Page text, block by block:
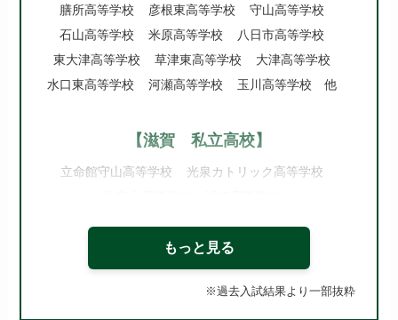
膳所高等学校 彦根東高等学校
守山高等学校
石山高等学校
米原高等学校
八日市高等学校
東大津高等学校
草津東高等学校
大津高等学校
水口東高等学校
河瀬高等学校 玉川高等学校 他
【滋賀 私立高校】
立命館守山高等学校
光泉カトリック高等学校
滋賀短期大学附属高等学校 他
【京都 公立高校】
もっと見る
※過去入試結果より一部抜粋